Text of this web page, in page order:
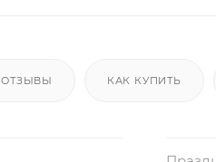
ОТЗЫВЫ КАК КУПИТЬ